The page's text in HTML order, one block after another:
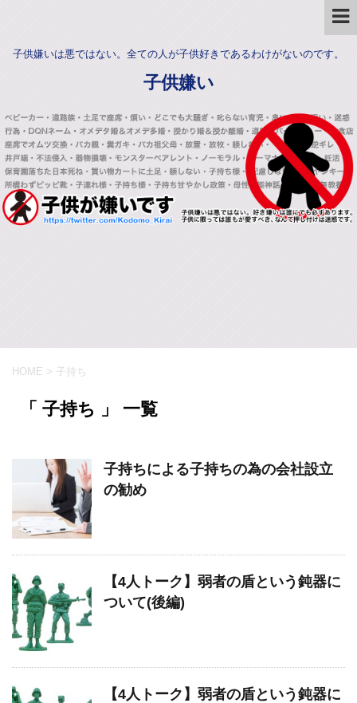
子供嫌いは悪ではない。全ての人が子供好きであるわけがないのです。
子供嫌い
HOME > 子持ち
「 子持ち 」 一覧
子持ちによる子持ちの為の会社設立
の勧め
【4人トーク】弱者の盾という鈍器に
ついて(後編)
【4人トーク】弱者の盾という鈍器に